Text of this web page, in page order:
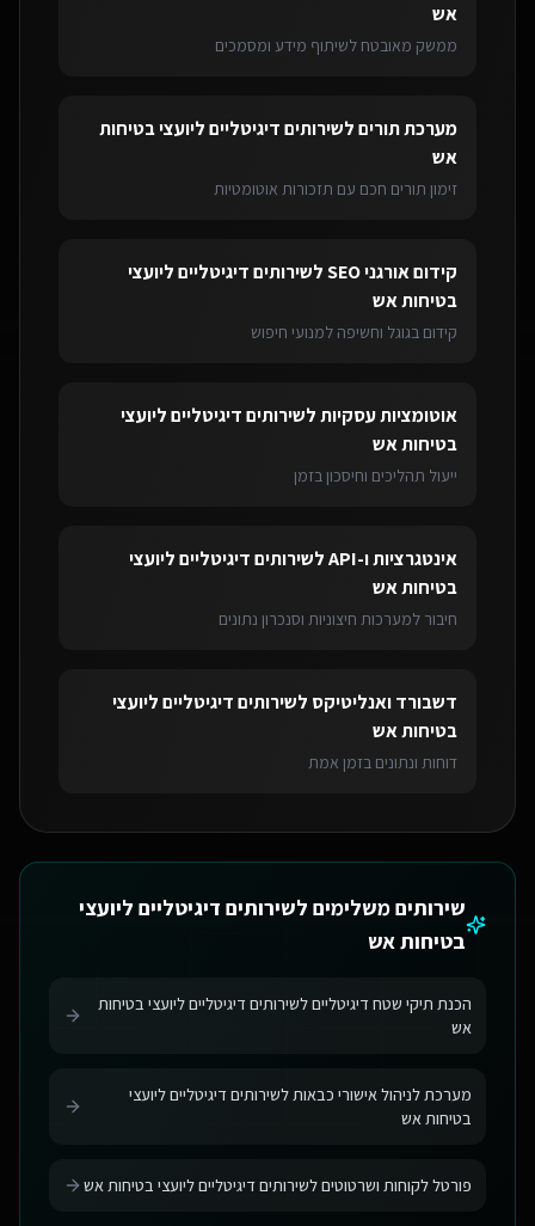
אש
ממשק מאובטח לשיתוף מידע ומסמכים
מערכת תוריםלשירותים דיגיטליים ליועצי בטיחות
אש
זימון תורים חכם עם תזכורות אוטומטיות
קידום אורגני SEO לשירותים דיגיטליים ליועצי
בטיחות אש
קידום בגוגל וחשיפה למנועי חיפוש
אוטומציות עסקיותלשירותים דיגיטליים ליועצי
בטיחות אש
ייעול תהליכים וחיסכון בזמן
אינטגרציות ו-API לשירותים דיגיטליים ליועצי
בטיחות אש
חיבור למערכות חיצוניות וסנכרון נתונים
דשבורד ואנליטיקס לשירותים דיגיטליים ליועצי
בטיחות אש
דוחות ונתונים בזמן אמת
שירותים משלימים לשירותים דיגיטליים ליועצי
בטיחות אש
הכנת תיקי שטח דיגיטליים לשירותים דיגיטליים ליועצי בטיחות
אש
מערכת לניהול אישורי כבאות לשירותים דיגיטליים ליועצי
בטיחות אש
פורטל לקוחות ושרטוטים לשירותים דיגיטליים ליועצי בטיחות אש